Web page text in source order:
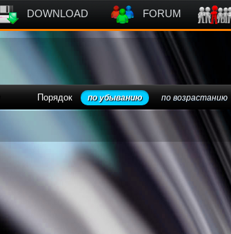
DOWNLOAD FORUM
Порядок по убыванию по возрастанию